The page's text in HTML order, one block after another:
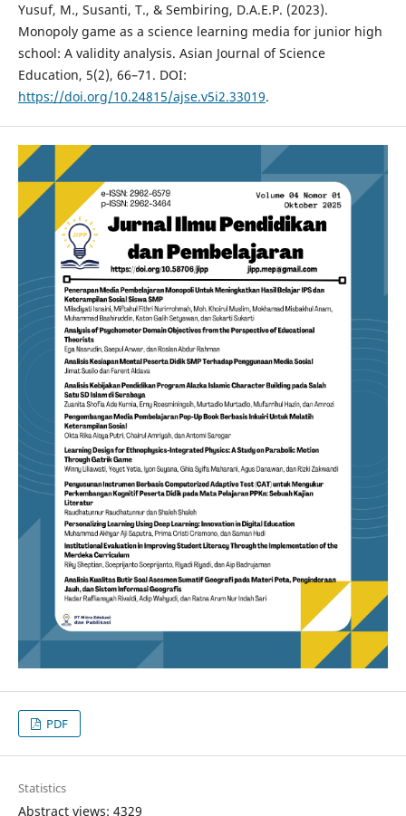
Yusuf, M., Susanti, T., & Sembiring, D.A.E.P. (2023).
Monopoly game as a science learning media for junior high
school: A validity analysis. Asian Journal of Science
Education, 5(2), 66–71. DOI:
https://doi.org/10.24815/ajse.v5i2.33019.
PDF
Statistics
Abstract views: 4329